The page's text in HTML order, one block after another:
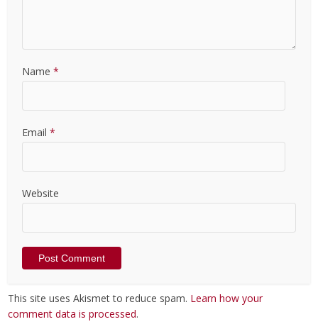
Name *
Email *
Website
This site uses Akismet to reduce spam. Learn how your
comment data is processed.